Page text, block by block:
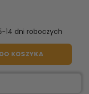
14 dni roboczych
KOSZYKA